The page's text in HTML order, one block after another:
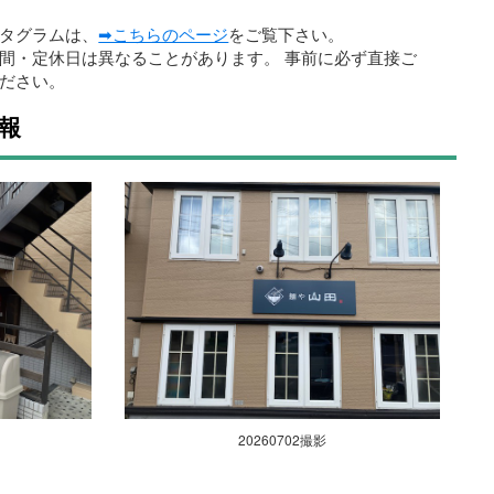
グラムは、➡こちらのページをご覧下さい。
・定休日は異なることがあります。 事前に必ず直接ご
さい。
20260702撮影